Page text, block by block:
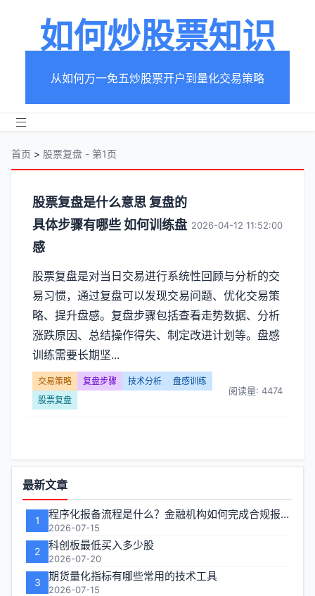
如何炒股票知识
从如何万一免五炒股票开户到量化交易策略
首页 > 股票复盘 - 第1页
分
类
【股
票
复
盘】
文
章
表
-
第
页
股票复盘是什么意思 复盘的
具体步骤有哪些 如何训练盘
感
2026-04-12 11:52:00
股票复盘是对当日交易进行系统性回顾与分析的交
易习惯，通过复盘可以发现交易问题、优化交易策
略、提升盘感。复盘步骤包括查看走势数据、分析
涨跌原因、总结操作得失、制定改进计划等。盘感
训练需要长期坚...
交易策略 复盘步骤 技术分析
盘感训练
股票复盘
阅读量: 4474
功
能
区
最新文章
1 程序化报备流程是什么？金融机构如何完成合规报备
2026-07-15
2 科创板最低买入多少股
2026-07-20
3 期货量化指标有哪些常用的技术工具
2026-07-15